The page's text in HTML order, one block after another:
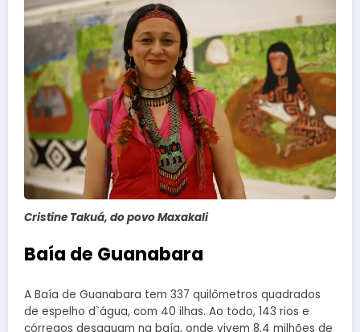
Cristine Takuá, do povo Maxakali
Baía de Guanabara
A Baía de Guanabara tem 337 quilômetros quadrados
de espelho d`água, com 40 ilhas. Ao todo, 143 rios e
córregos desaguam na baía, onde vivem 8,4 milhões de